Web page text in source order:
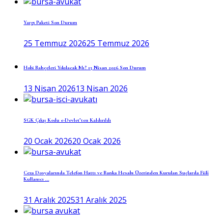
Yargı Paketi Son Durum
25 Temmuz 202625 Temmuz 2026
Hobi Bahçeleri Yıkılacak Mı? 13 Nisan 2026 Son Durum
13 Nisan 202613 Nisan 2026
SGK Çıkış Kodu e-Devlet’ten Kaldırıldı
20 Ocak 202620 Ocak 2026
Ceza Dosyalarında Telefon Hattı ve Banka Hesabı Üzerinden Kurulan Suçlarda Fiilî
Kullanıcı ...
31 Aralık 202531 Aralık 2025